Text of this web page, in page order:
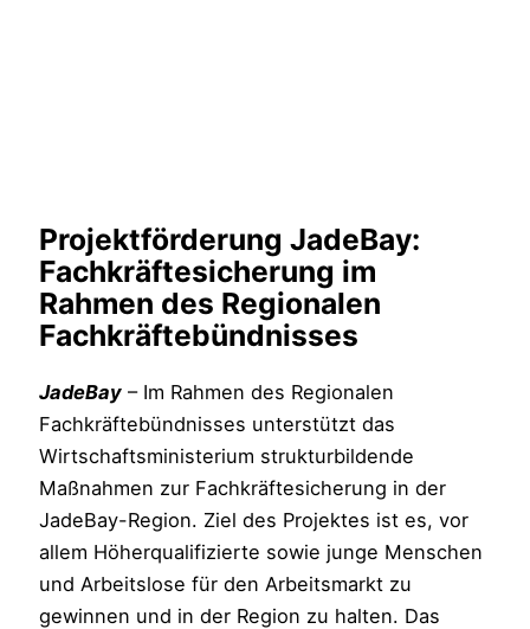
Projektförderung JadeBay:
Fachkräftesicherung im
Rahmen des Regionalen
Fachkräftebündnisses
JadeBay – Im Rahmen des Regionalen
Fachkräftebündnisses unterstützt das
Wirtschaftsministerium strukturbildende
Maßnahmen zur Fachkräftesicherung in der
JadeBay-Region. Ziel des Projektes ist es, vor
allem Höherqualifizierte sowie junge Menschen
und Arbeitslose für den Arbeitsmarkt zu
gewinnen und in der Region zu halten. Das